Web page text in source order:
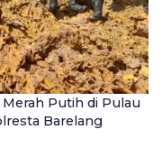
Putih di Pulau
Barelang